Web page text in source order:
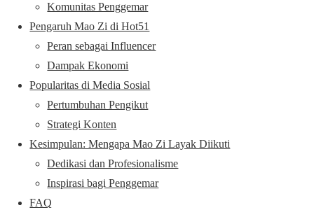
Komunitas Penggemar
Pengaruh Mao Zi di Hot51
Peran sebagai Influencer
Dampak Ekonomi
Popularitas di Media Sosial
Pertumbuhan Pengikut
Strategi Konten
Kesimpulan: Mengapa Mao Zi Layak Diikuti
Dedikasi dan Profesionalisme
Inspirasi bagi Penggemar
FAQ